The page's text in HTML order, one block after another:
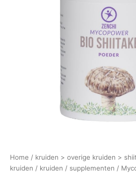
Home / kruiden > overige kruiden >
kruiden / kruiden / supplementen /